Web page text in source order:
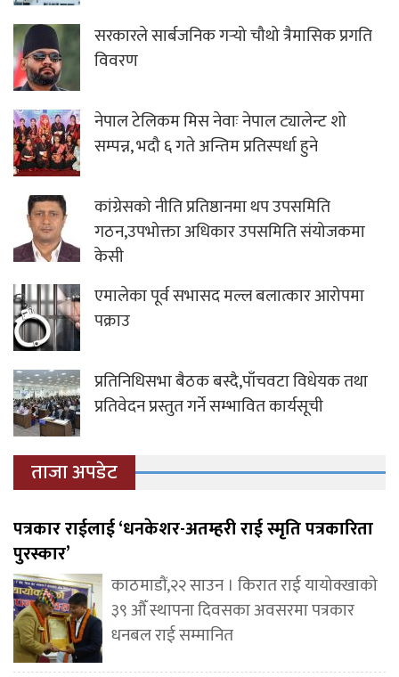
सरकारले सार्बजनिक गर्‍यो चौथो त्रैमासिक प्रगति
विवरण
नेपाल टेलिकम मिस नेवाः नेपाल ट्यालेन्ट शो
सम्पन्न, भदौ ६ गते अन्तिम प्रतिस्पर्धा हुने
कांग्रेसको नीति प्रतिष्ठानमा थप उपसमिति
गठन,उपभोक्ता अधिकार उपसमिति संयोजकमा
केसी
एमालेका पूर्व सभासद मल्ल बलात्कार आरोपमा
पक्राउ
प्रतिनिधिसभा बैठक बस्दै,पाँचवटा विधेयक तथा
प्रतिवेदन प्रस्तुत गर्ने सम्भावित कार्यसूची
ताजा अपडेट
पत्रकार राईलाई ‘धनकेशर-अतम्हरी राई स्मृति पत्रकारिता
पुरस्कार’
काठमाडौं,२२ साउन । किरात राई यायोक्खाको
३९ औँ स्थापना दिवसका अवसरमा पत्रकार
धनबल राई सम्मानित